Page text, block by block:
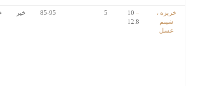
خربزه ،
شبنم
عسل
10 –
12.8
5
85-95 خیر